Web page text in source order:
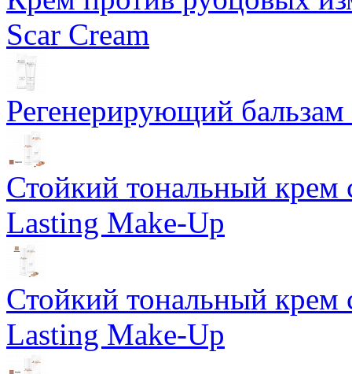
Scar Cream
Регенерирующий
Стойкий тональный
Lasting Make-Up
Стойкий тональный
Lasting Make-Up